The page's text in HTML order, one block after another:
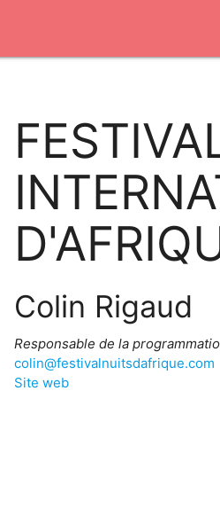
Colin Rigaud
Responsable de la
colin@festivalnuitsdafrique.com
Site web